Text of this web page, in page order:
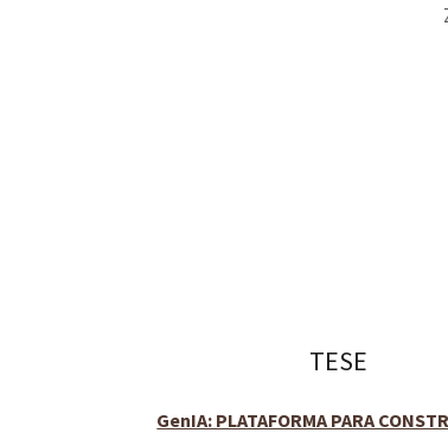
TESE
GenIA: PLATAFORMA PARA